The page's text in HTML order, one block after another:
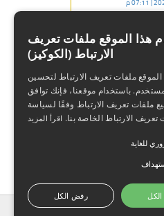
تنتظر مستثمري
لو تم خفض الفائدة!
يتهاوى بقوة
بعد أنباء عن ضرب
هذا الموقع ملفات تعريف
الارتباط (الكوكيز)
ملفات تعريف الارتباط لتحسين
باستخدام موقعنا، فإنك توافق
ملفات تعريف الارتباط وفقًا لسياسة
تعريف الارتباط الخاصة بنا. اقرأ المزيد
للغاية
رفض الكل